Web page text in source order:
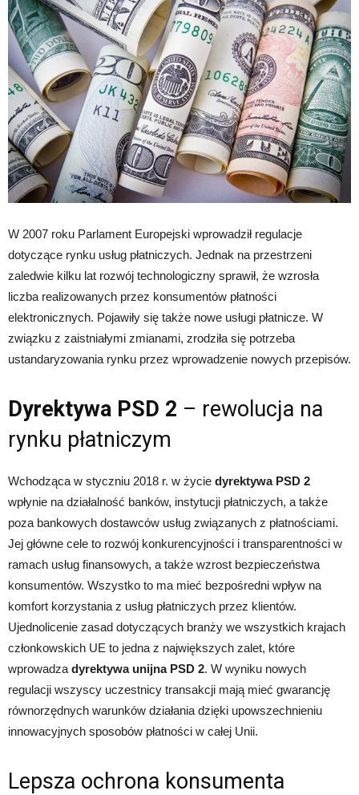
W 2007 roku Parlament Europejski wprowadził regulacje
dotyczące rynku usług płatniczych. Jednak na przestrzeni
zaledwie kilku lat rozwój technologiczny sprawił, że wzrosła
liczba realizowanych przez konsumentów płatności
elektronicznych. Pojawiły się także nowe usługi płatnicze. W
związku z zaistniałymi zmianami, zrodziła się potrzeba
ustandaryzowania rynku przez wprowadzenie nowych przepisów.
Dyrektywa PSD 2 – rewolucja na
rynku płatniczym
Wchodząca w styczniu 2018 r. w życie dyrektywa PSD 2
wpłynie na działalność banków, instytucji płatniczych, a także
poza bankowych dostawców usług związanych z płatnościami.
Jej główne cele to rozwój konkurencyjności i transparentności w
ramach usług finansowych, a także wzrost bezpieczeństwa
konsumentów. Wszystko to ma mieć bezpośredni wpływ na
komfort korzystania z usług płatniczych przez klientów.
Ujednolicenie zasad dotyczących branży we wszystkich krajach
członkowskich UE to jedna z największych zalet, które
wprowadza dyrektywa unijna PSD 2. W wyniku nowych
regulacji wszyscy uczestnicy transakcji mają mieć gwarancję
równorzędnych warunków działania dzięki upowszechnieniu
innowacyjnych sposobów płatności w całej Unii.
Lepsza ochrona konsumenta